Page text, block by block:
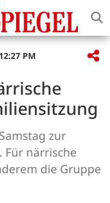
PM
zur
Für närrische
die Gruppe